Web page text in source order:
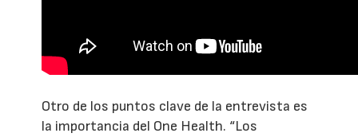
Otro de los puntos clave de la entrevista es
la importancia del One Health. “Los